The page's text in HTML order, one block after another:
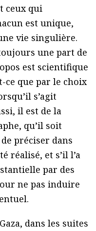
ceux qui
est unique,
vie singulière.
une part de
est scientifique
ce que par le choix
s’agit
il est de la
qu’il soit
préciser dans
réalisé, et s’il l’a
par des
ne pas induire
dans les suites